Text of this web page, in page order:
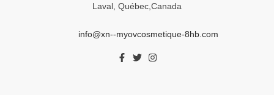
Laval, Québec,Canada
info@xn--myovcosmetique-8hb.com